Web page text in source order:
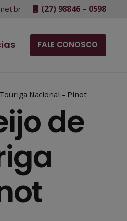
(27) 98846 – 0598
FALE CONOSCO
Nacional – Pinot
de